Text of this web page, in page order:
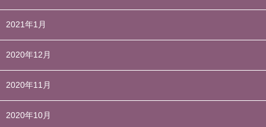
2021年1月
2020年12月
2020年11月
2020年10月